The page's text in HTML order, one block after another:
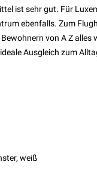
ist sehr gut. Für
ebenfalls. Zum
von A Z
Ausgleich zum
weiß